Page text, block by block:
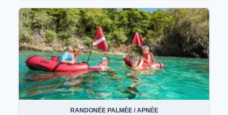
RANDONÉE PALMÉE / APNÉE